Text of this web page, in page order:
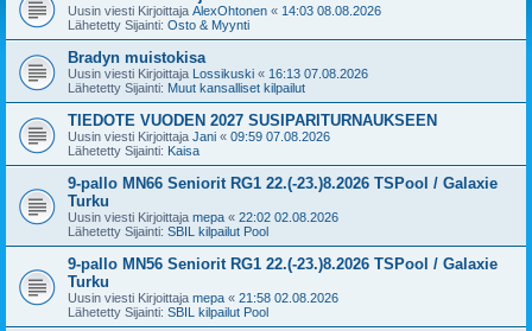
Uusin viesti Kirjoittaja AlexOhtonen « 14:03 08.08.2026
Lähetetty Sijainti: Osto & Myynti
Bradyn muistokisa
Uusin viesti Kirjoittaja Lossikuski « 16:13 07.08.2026
Lähetetty Sijainti: Muut kansalliset kilpailut
TIEDOTE VUODEN 2027 SUSIPARITURNAUKSEEN
Uusin viesti Kirjoittaja Jani « 09:59 07.08.2026
Lähetetty Sijainti: Kaisa
9-pallo MN66 Seniorit RG1 22.(-23.)8.2026 TSPool / Galaxie
Turku
Uusin viesti Kirjoittaja mepa « 22:02 02.08.2026
Lähetetty Sijainti: SBIL kilpailut Pool
9-pallo MN56 Seniorit RG1 22.(-23.)8.2026 TSPool / Galaxie
Turku
Uusin viesti Kirjoittaja mepa « 21:58 02.08.2026
Lähetetty Sijainti: SBIL kilpailut Pool